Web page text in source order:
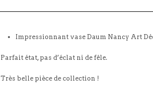
Impressionnant vase Daum Nancy Art
Parfait état, pas d’éclat ni de fêle.
Très belle pièce de collection !